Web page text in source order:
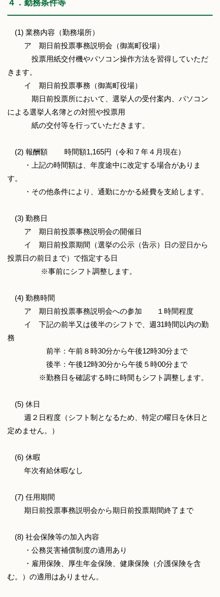
４．勤務条件等
(1) 業務内容（勤務場所）
ア 期日前投票事務説明会（御嵩町役場）
投票用紙交付機やパソコン操作方法を習得していただ
きます。
イ 期日前投票事務（御嵩町役場）
期日前投票所において、選挙人の受付案内、パソコン
による選挙人名簿との対照や投票用
紙の交付等を行っていただきます。
(2) 報酬額 時間額1,165円（令和７年４月現在）
・上記の時間額は、年度途中に改定する場合がありま
す。
・その他条件により、通勤にかかる経費を支給します。
(3) 勤務日
ア 期日前投票事務説明会の開催日
イ 期日前投票期間（選挙の公示（告示）日の翌日から
投票日の前日まで）で指定する日
※事前にシフト調整します。
(4) 勤務時間
ア 期日前投票事務説明会への参加 １時間程度
イ 下記の前半又は後半のシフトで、週31時間以内の勤
務
前半：午前８時30分から午後12時30分まで
後半：午後12時30分から午後５時00分まで
※勤務日を確認する時に時間もシフト調整します。
(5) 休日
週２日程度（シフト制となるため、特定の曜日を休日と
定めません。）
(6) 休暇
年次有給休暇なし
(7) 任用期間
期日前投票事務説明会から期日前投票期間終了まで
(8) 社会保険等の加入内容
・公務災害補償制度の適用あり
・雇用保険、厚生年金保険、健康保険（介護保険を含
む。）の適用はありません。